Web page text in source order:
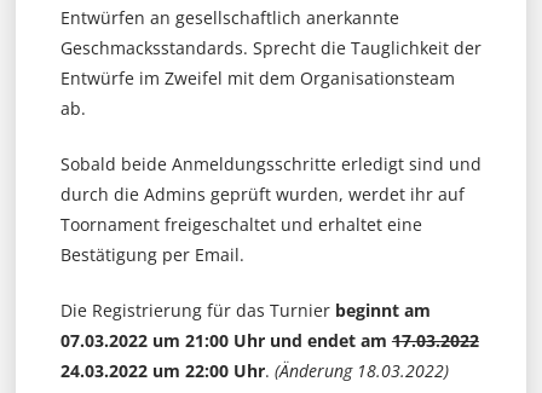
Entwürfen an gesellschaftlich anerkannte
Geschmacksstandards. Sprecht die Tauglichkeit der
Entwürfe im Zweifel mit dem Organisationsteam
ab.
Sobald beide Anmeldungsschritte erledigt sind und
durch die Admins geprüft wurden, werdet ihr auf
Toornament freigeschaltet und erhaltet eine
Bestätigung per Email.
Die Registrierung für das Turnierbeginnt am
07.03.2022 um 21:00 Uhr und endet am17.03.2022
24.03.2022 um 22:00 Uhr. (Änderung 18.03.2022)